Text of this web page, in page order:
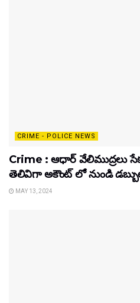
CRIME - POLICE NEWS
Crime : ఆధార్ వేలిముద్రలు
తెలివిగా అకౌంట్ లో నుండి
MAY 13, 2024